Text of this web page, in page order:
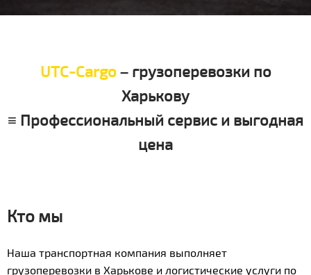
UTC-Cargo– грузоперевозки по
Харькову
≡ Профессиональный сервис и выгодная
цена
Кто мы
Наша транспортная компания выполняет
грузоперевозки в Харькове и логистические услуги по